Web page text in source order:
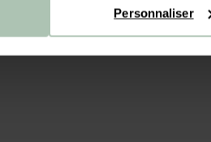
Personnaliser